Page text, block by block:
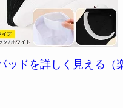
ッドを詳しく見える（